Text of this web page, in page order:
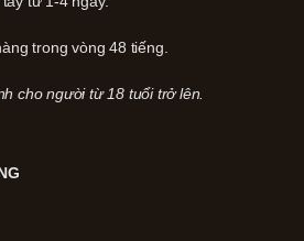
trong vòng 48 tiếng.
cho người từ 18 tuổi trở lên.